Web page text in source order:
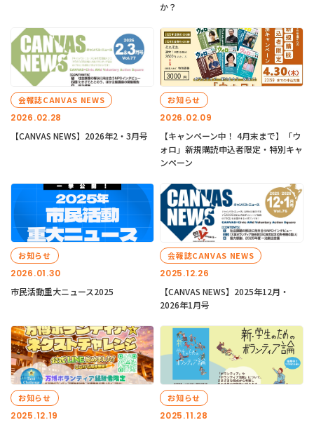
か？
2026.02.28
会報誌CANVAS NEWS
【CANVAS NEWS】2026年2・3月号
2026.02.09
お知らせ
【キャンペーン中！ 4月末まで】「ウ
ォロ」新規購読申込者限定・特別キャ
ンペーン
2026.01.30
お知らせ
市民活動重大ニュース2025
2025.12.26
会報誌CANVAS NEWS
【CANVAS NEWS】2025年12月・
2026年1月号
2025.12.19
お知らせ
2025.11.28
お知らせ